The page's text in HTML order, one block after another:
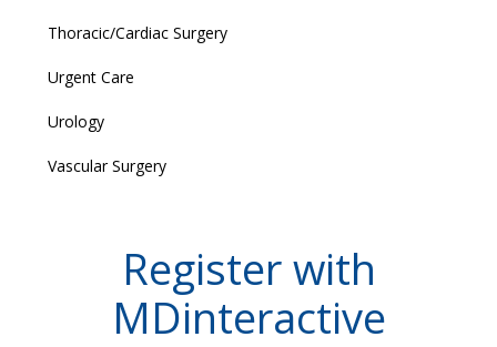
Thoracic/Cardiac Surgery
Urgent Care
Urology
Vascular Surgery
Register with
MDinteractive